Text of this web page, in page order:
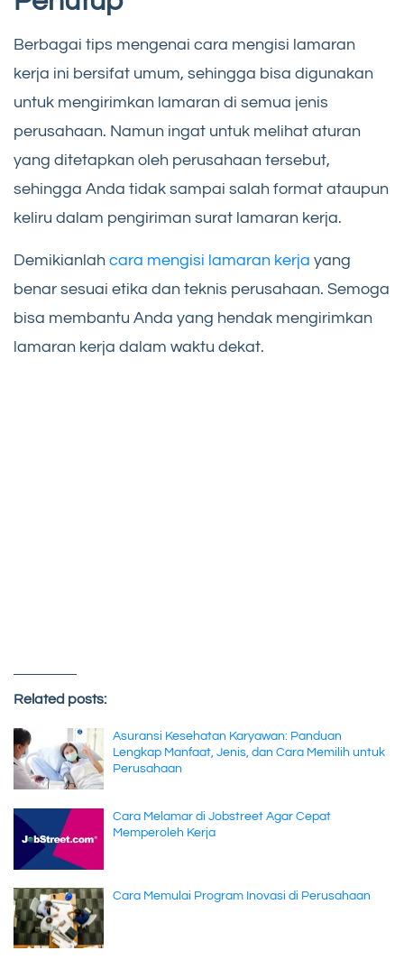
Berbagai tips mengenai cara mengisi lamaran
kerja ini bersifat umum, sehingga bisa digunakan
untuk mengirimkan lamaran di semua jenis
perusahaan. Namun ingat untuk melihat aturan
yang ditetapkan oleh perusahaan tersebut,
sehingga Anda tidak sampai salah format ataupun
keliru dalam pengiriman surat lamaran kerja.
Demikianlah cara mengisi lamaran kerja yang
benar sesuai etika dan teknis perusahaan. Semoga
bisa membantu Anda yang hendak mengirimkan
lamaran kerja dalam waktu dekat.
Related posts:
Asuransi Kesehatan Karyawan: Panduan
Lengkap Manfaat, Jenis, dan Cara Memilih untuk
Perusahaan
Cara Melamar di Jobstreet Agar Cepat
Memperoleh Kerja
Cara Memulai Program Inovasi di Perusahaan